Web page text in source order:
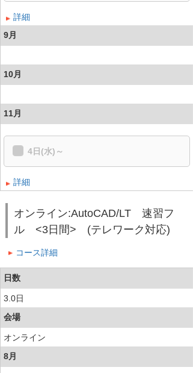
詳細
9月
10月
11月
4日(水)～
詳細
オンライン:AutoCAD/LT 速習フ
ル <3日間> (テレワーク対応)
コース詳細
日数
3.0日
会場
オンライン
8月